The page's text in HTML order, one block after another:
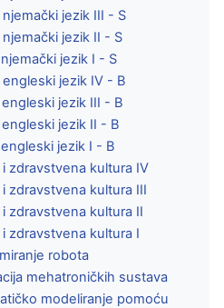
jezik III - S
jezik II - S
jezik I - S
jezik IV - B
jezik III - B
jezik II - B
jezik I - B
i zdravstvena kultura IV
zdravstvena kultura III
zdravstvena kultura II
zdravstvena kultura I
robota
mehatroničkih sustava
modeliranje pomoću